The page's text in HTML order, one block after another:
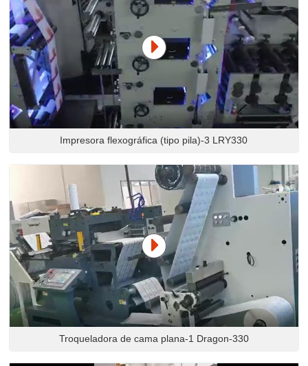
Impresora flexográfica (tipo pila)-3 LRY330
Troqueladora de cama plana-1 Dragon-330